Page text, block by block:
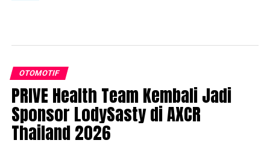
OTOMOTIF
PRIVE Health Team Kembali Jadi
Sponsor LodySasty di AXCR
Thailand 2026